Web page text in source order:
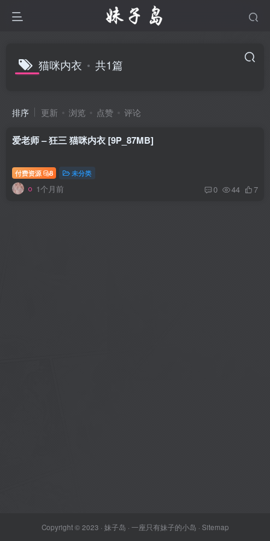
猫咪内衣 共1篇
排序 更新 浏览 点赞 评论
爱老师 – 狂三 猫咪内衣 [9P_87MB]
付费资源 8 未分类
1个月前 0 44 7
Copyright © 2023 · 妹子岛 · 一座只有妹子的小岛 · Sitemap